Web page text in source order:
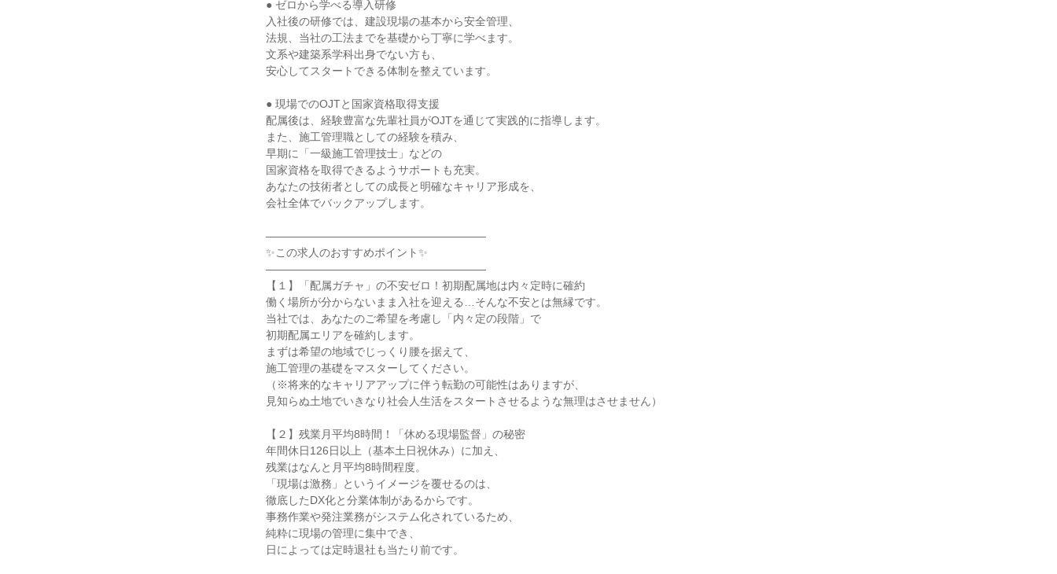
● ゼロから学べる導入研修
入社後の研修では、建設現場の基本から安全管理、
法規、当社の工法までを基礎から丁寧に学べます。
文系や建築系学科出身でない方も、
安心してスタートできる体制を整えています。
● 現場でのOJTと国家資格取得支援
配属後は、経験豊富な先輩社員がOJTを通じて実践的に指導します。
また、施工管理職としての経験を積み、
早期に「一級施工管理技士」などの
国家資格を取得できるようサポートも充実。
あなたの技術者としての成長と明確なキャリア形成を、
会社全体でバックアップします。
――――――――――――――――――――
✨この求人のおすすめポイント✨
――――――――――――――――――――
【１】「配属ガチャ」の不安ゼロ！初期配属地は内々定時に確約
働く場所が分からないまま入社を迎える…そんな不安とは無縁です。
当社では、あなたのご希望を考慮し「内々定の段階」で
初期配属エリアを確約します。
まずは希望の地域でじっくり腰を据えて、
施工管理の基礎をマスターしてください。
（※将来的なキャリアアップに伴う転勤の可能性はありますが、
見知らぬ土地でいきなり社会人生活をスタートさせるような無理はさせません）
【２】残業月平均8時間！「休める現場監督」の秘密
年間休日126日以上（基本土日祝休み）に加え、
残業はなんと月平均8時間程度。
「現場は激務」というイメージを覆せるのは、
徹底したDX化と分業体制があるからです。
事務作業や発注業務がシステム化されているため、
純粋に現場の管理に集中でき、
日によっては定時退社も当たり前です。